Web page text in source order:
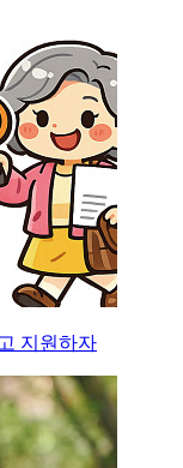
지원하자